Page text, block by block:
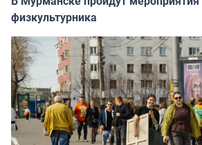
физкультурника